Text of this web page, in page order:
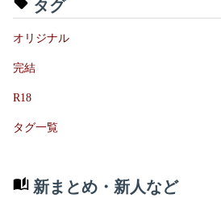
タグ
オリジナル
完結
R18
タグ一覧
新まとめ・新人など